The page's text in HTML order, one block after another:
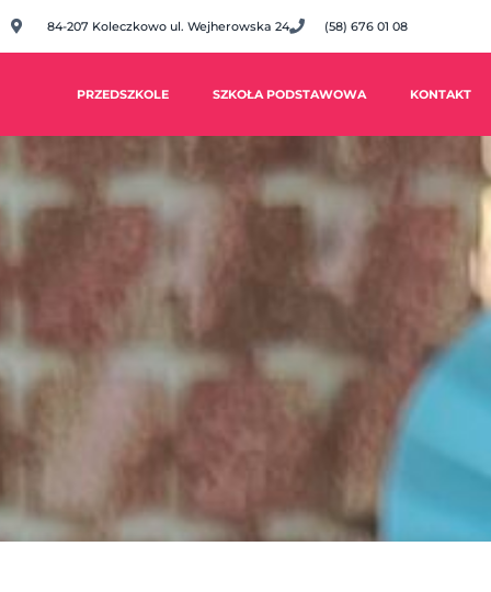
84-207 Koleczkowo ul. Wejherowska 24 (58) 676 01 08
PRZEDSZKOLE SZKOŁA PODSTAWOWA KONTAKT